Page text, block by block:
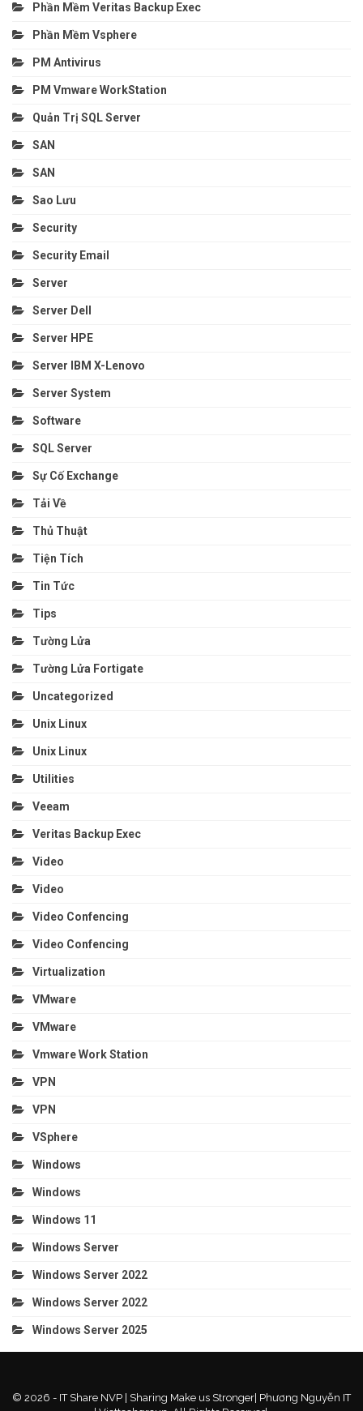
Phần Mềm Veritas Backup Exec
Phần Mềm Vsphere
PM Antivirus
PM Vmware WorkStation
Quản Trị SQL Server
SAN
SAN
Sao Lưu
Security
Security Email
Server
Server Dell
Server HPE
Server IBM X-Lenovo
Server System
Software
SQL Server
Sự Cố Exchange
Tải Về
Thủ Thuật
Tiện Tích
Tin Tức
Tips
Tường Lửa
Tường Lửa Fortigate
Uncategorized
Unix Linux
Unix Linux
Utilities
Veeam
Veritas Backup Exec
Video
Video
Video Confencing
Video Confencing
Virtualization
VMware
VMware
Vmware Work Station
VPN
VPN
VSphere
Windows
Windows
Windows 11
Windows Server
Windows Server 2022
Windows Server 2022
Windows Server 2025
© 2026 - IT Share NVP | Sharing Make us Stronger| Phương Nguyễn IT